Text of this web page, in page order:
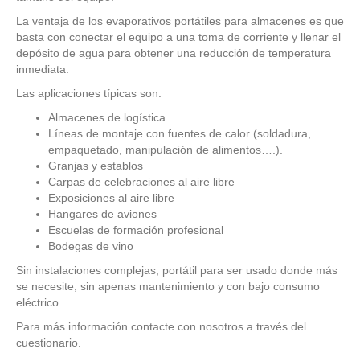
La ventaja de los evaporativos portátiles para almacenes es que
basta con conectar el equipo a una toma de corriente y llenar el
depósito de agua para obtener una reducción de temperatura
inmediata.
Las aplicaciones típicas son:
Almacenes de logística
Líneas de montaje con fuentes de calor (soldadura,
empaquetado, manipulación de alimentos….).
Granjas y establos
Carpas de celebraciones al aire libre
Exposiciones al aire libre
Hangares de aviones
Escuelas de formación profesional
Bodegas de vino
Sin instalaciones complejas, portátil para ser usado donde más
se necesite, sin apenas mantenimiento y con bajo consumo
eléctrico.
Para más información contacte con nosotros a través del
cuestionario.